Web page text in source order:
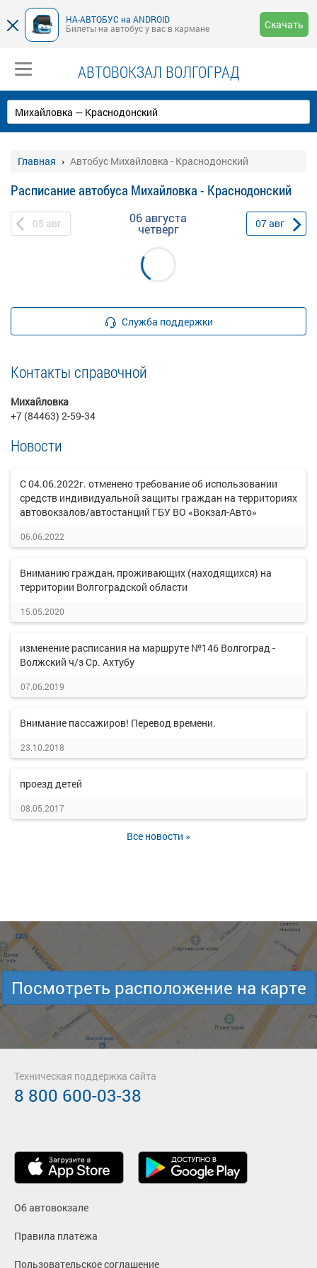
НА-АВТОБУС на ANDROID
Билеты на автобус у вас в кармане
Скачать
АВТОВОКЗАЛ ВОЛГОГРАД
Главная Автобус Михайловка - Краснодонский
Расписание автобуса Михайловка - Краснодонский
05 авг 06 августа
четверг 07авг
Служба поддержки
Контакты справочной
Михайловка
+7 (84463) 2-59-34
Новости
С 04.06.2022г. отменено требование об использовании
средств индивидуальной защиты граждан на территориях
автовокзалов/автостанций ГБУ ВО «Вокзал-Авто»
06.06.2022
Вниманию граждан, проживающих (находящихся) на
территории Волгоградской области
15.05.2020
изменение расписания на маршруте №146 Волгоград -
Волжский ч/з Ср. Ахтубу
07.06.2019
Внимание пассажиров! Перевод времени.
23.10.2018
проезд детей
08.05.2017
Все новости »
Посмотреть расположение на карте
Об автовокзале
Правила платежа
Пользовательское соглашение
Техническая поддержка сайта
8 800 600-03-38